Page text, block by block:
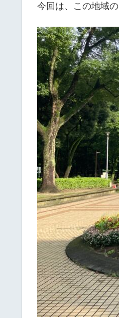
今回は、この地域